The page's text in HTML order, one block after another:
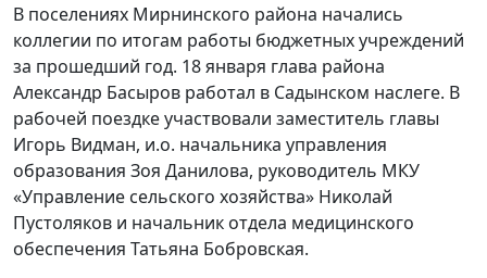
В поселениях Мирнинского района начались
коллегии по итогам работы бюджетных учреждений
за прошедший год. 18 января глава района
Александр Басыров работал в Садынском наслеге. В
рабочей поездке участвовали заместитель главы
Игорь Видман, и.о. начальника управления
образования Зоя Данилова, руководитель МКУ
«Управление сельского хозяйства» Николай
Пустоляков и начальник отдела медицинского
обеспечения Татьяна Бобровская.